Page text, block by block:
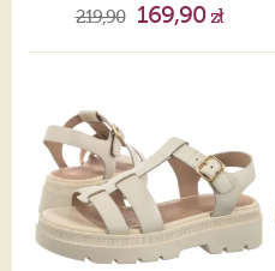
219,90 169,90zł